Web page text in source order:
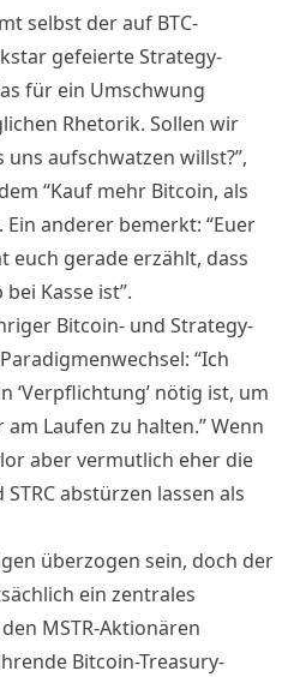
selbst der auf BTC-
gefeierte Strategy-
für ein Umschwung
Rhetorik. Sollen wir
uns aufschwatzen willst?”,
“Kauf mehr Bitcoin, als
anderer bemerkt: “Euer
euch gerade erzählt, dass
Kasse ist”.
Bitcoin- und Strategy-
“Ich
‘Verpflichtung’ nötig ist, um
am Laufen zu halten.” Wenn
aber vermutlich eher die
abstürzen lassen als
überzogen sein, doch der
ein zentrales
MSTR-Aktionären
Bitcoin-Treasury-